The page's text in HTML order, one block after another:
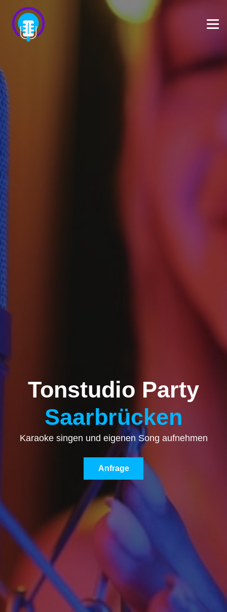
Tonstudio Party
Saarbrücken
Karaoke singen und eigenen Song aufnehmen
Anfrage